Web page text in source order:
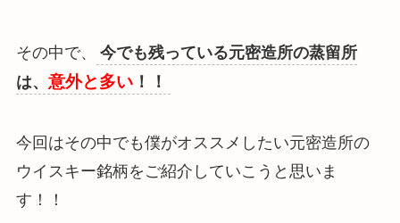
その中で、
今でも残っている元密造所の蒸留所
は、 意外と多い！！
今回はその中でも僕がオススメしたい元密造所の
ウイスキー銘柄をご紹介していこうと思いま
す！！